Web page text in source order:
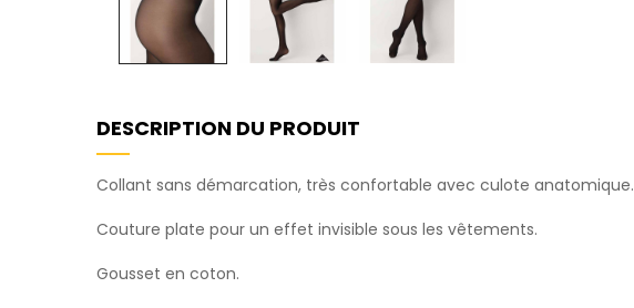
DESCRIPTION DU PRODUIT
Collant sans démarcation, très confortable avec culote anatomique.
Couture plate pour un effet invisible sous les vêtements.
Gousset en coton.